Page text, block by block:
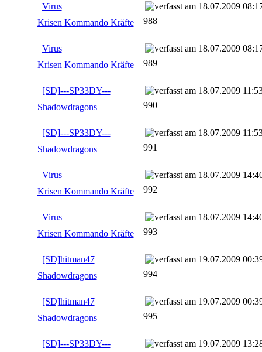
Virus
18.07.2009
Krisen Kommando Kräfte
988
Virus
18.07.2009
Krisen Kommando Kräfte
989
[SD]---SP33DY---
18.07.2009
Shadowdragons
990
[SD]---SP33DY---
18.07.2009
Shadowdragons
991
Virus
18.07.2009
Krisen Kommando Kräfte
992
Virus
18.07.2009
Krisen Kommando Kräfte
993
[SD]hitman47
19.07.2009
Shadowdragons
994
[SD]hitman47
19.07.2009
Shadowdragons
995
[SD]---SP33DY---
19.07.2009